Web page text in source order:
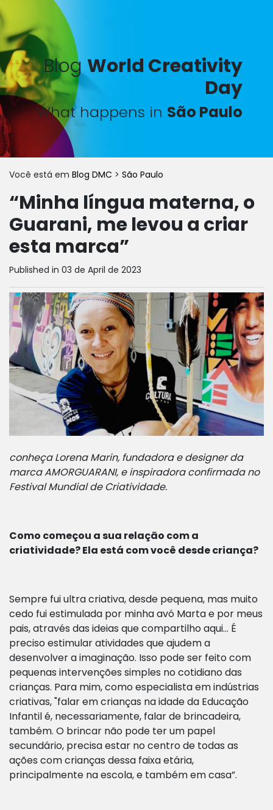
Blog World Creativity
Day
What happens in São Paulo
Você está em Blog DMC > São Paulo
“Minha língua materna, o
Guarani, me levou a criar
esta marca”
Published in 03 de April de 2023
conheça Lorena Marin, fundadora e designer da
marca AMORGUARANI, e inspiradora confirmada no
Festival Mundial de Criatividade.
Como começou a sua relação com a
criatividade? Ela está com você desde criança?
Sempre fui ultra criativa, desde pequena, mas muito
cedo fui estimulada por minha avó Marta e por meus
pais, através das ideias que compartilho aqui… É
preciso estimular atividades que ajudem a
desenvolver a imaginação. Isso pode ser feito com
pequenas intervenções simples no cotidiano das
crianças. Para mim, como especialista em indústrias
criativas, "falar em crianças na idade da Educação
Infantil é, necessariamente, falar de brincadeira,
também. O brincar não pode ter um papel
secundário, precisa estar no centro de todas as
ações com crianças dessa faixa etária,
principalmente na escola, e também em casa”.